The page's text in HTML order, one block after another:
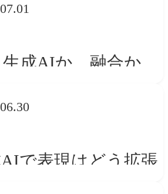
、ブランドらしい
成AIか、融合か
思決定」のルール
で表現はどう拡張